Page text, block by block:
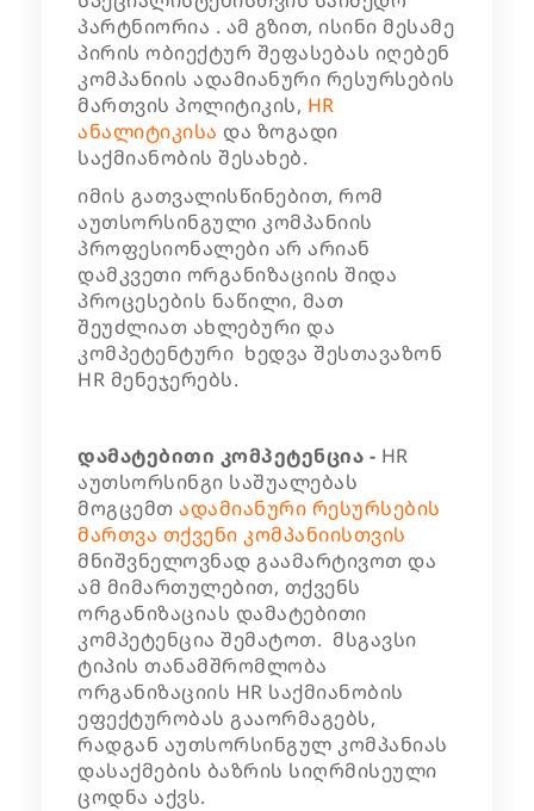
პარტნიორია . ამ გზით, ისინი მესამე
პირის ობიექტურ შეფასებას იღებენ
კომპანიის ადამიანური რესურსების
მართვის პოლიტიკის, HR
ანალიტიკისა და ზოგადი
საქმიანობის შესახებ.
იმის გათვალისწინებით, რომ
აუთსორსინგული კომპანიის
პროფესიონალები არ არიან
დამკვეთი ორგანიზაციის შიდა
პროცესების ნაწილი, მათ
შეუძლიათ ახლებური და
კომპეტენტური ხედვა შესთავაზონ
HR მენეჯერებს.
დამატებითი კომპეტენცია - HR
აუთსორსინგი საშუალებას
მოგცემთადამიანური რესურსების
მართვა თქვენი კომპანიისთვის
მნიშვნელოვნად გაამარტივოთ და
ამ მიმართულებით, თქვენს
ორგანიზაციას დამატებითი
კომპეტენცია შემატოთ. მსგავსი
ტიპის თანამშრომლობა
ორგანიზაციის HR საქმიანობის
ეფექტურობას გააორმაგებს,
რადგან აუთსორსინგულ კომპანიას
დასაქმების ბაზრის სიღრმისეული
ცოდნა აქვს.